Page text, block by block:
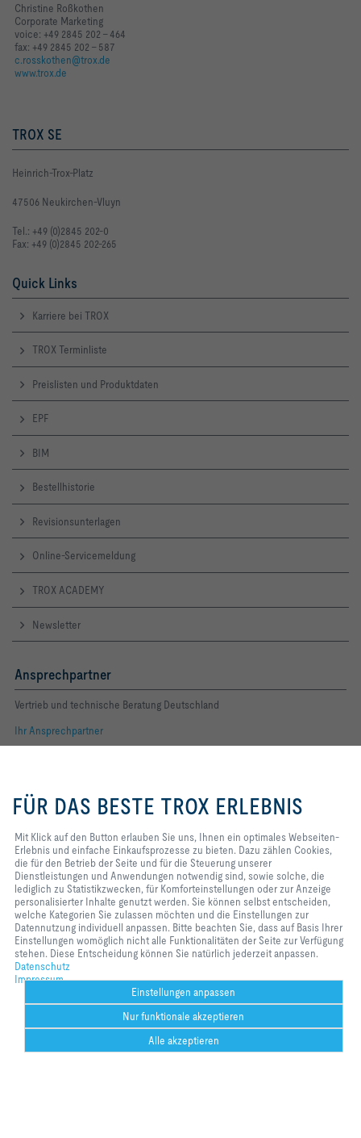
Help Desk Weitere
Christine Roßkothen
Corporate Marketing
voice: +49 2845 202 - 464
fax: +49 2845 202 - 587
c.rosskothen@trox.de
www.trox.de
TROX SE
Heinrich-Trox-Platz
47506 Neukirchen-Vluyn
Tel.: +49 (0)2845 202-0
Fax: +49 (0)2845 202-265
Quick Links
Karriere bei TROX
TROX Terminliste
Preislisten und Produktdaten
EPF
BIM
Bestellhistorie
Revisionsunterlagen
Online-Servicemeldung
TROX ACADEMY
Newsletter
Ansprechpartner
Vertrieb und technische Beratung Deutschland
Ihr Ansprechpartner
YOUTUBE
FACEBOOK
LINKEDIN
INSTAGRAM
Home Kontakt Impressum
Einkaufsbedingungen
Code of Conduct
Datenschutz
Sie uns, Ihnen ein optimales
Webseiten-Erlebnis und einfache
zählen Cookies, die für den
Betrieb der Seite und für die
Steuerung unserer
Dienstleistungen und
Anwendungen notwendig sind,
sowie solche, die lediglich zu
Statistikzwecken, für
Komforteinstellungen oder zur
Anzeige personalisierter Inhalte
genutzt werden. Sie können selbst
Sie zulassen möchten und die
Einstellungen zur Datennutzung
individuell anpassen. Bitte
beachten Sie, dass auf Basis Ihrer
Einstellungen womöglich nicht alle
Funktionalitäten der Seite zur
Verfügung stehen. Diese
FÜR DAS BESTE TROX ERLEBNIS
Mit Klick auf den Button erlauben Sie uns, Ihnen ein optimales Webseiten-
Erlebnis und einfache Einkaufsprozesse zu bieten. Dazu zählen Cookies,
die für den Betrieb der Seite und für die Steuerung unserer
Dienstleistungen und Anwendungen notwendig sind, sowie solche, die
lediglich zu Statistikzwecken, für Komforteinstellungen oder zur Anzeige
personalisierter Inhalte genutzt werden. Sie können selbst entscheiden,
welche Kategorien Sie zulassen möchten und die Einstellungen zur
Datennutzung individuell anpassen. Bitte beachten Sie, dass auf Basis Ihrer
Einstellungen womöglich nicht alle Funktionalitäten der Seite zur Verfügung
stehen. Diese Entscheidung können Sie natürlich jederzeit anpassen.
Datenschutz
Impressum
Einstellungen anpassen
Nur funktionale akzeptieren
Alle akzeptieren